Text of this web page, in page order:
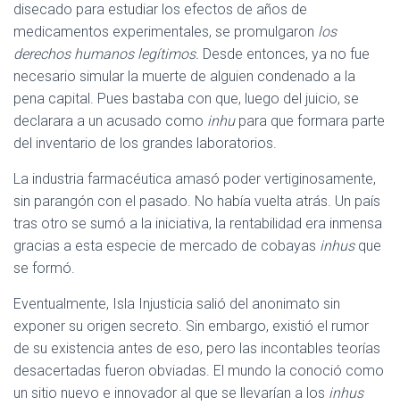
disecado para estudiar los efectos de años de
medicamentos experimentales, se promulgaron los
derechos humanos legítimos. Desde entonces, ya no fue
necesario simular la muerte de alguien condenado a la
pena capital. Pues bastaba con que, luego del juicio, se
declarara a un acusado como inhupara que formara parte
del inventario de los grandes laboratorios.
La industria farmacéutica amasó poder vertiginosamente,
sin parangón con el pasado. No había vuelta atrás. Un país
tras otro se sumó a la iniciativa, la rentabilidad era inmensa
gracias a esta especie de mercado de cobayas inhusque
se formó.
Eventualmente, Isla Injusticia salió del anonimato sin
exponer su origen secreto. Sin embargo, existió el rumor
de su existencia antes de eso, pero las incontables teorías
desacertadas fueron obviadas. El mundo la conoció como
un sitio nuevo e innovador al que se llevarían a los inhus